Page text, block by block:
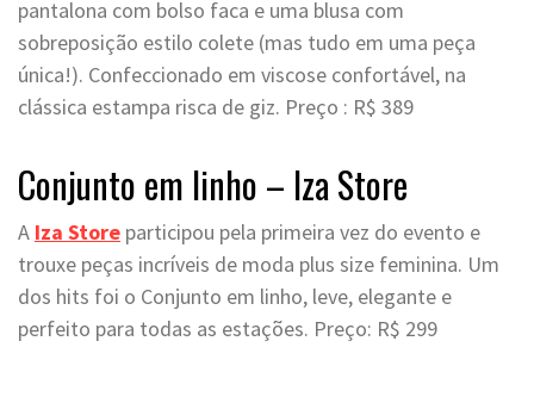
pantalona com bolso faca e uma blusa com
sobreposição estilo colete (mas tudo em uma peça
única!). Confeccionado em viscose confortável, na
clássica estampa risca de giz. Preço : R$ 389
Conjunto em linho – Iza Store
A Iza Store participou pela primeira vez do evento e
trouxe peças incríveis de moda plus size feminina. Um
dos hits foi o Conjunto em linho, leve, elegante e
perfeito para todas as estações. Preço: R$ 299